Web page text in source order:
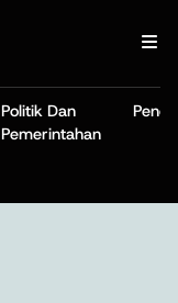
Politik Dan
Pemerintahan